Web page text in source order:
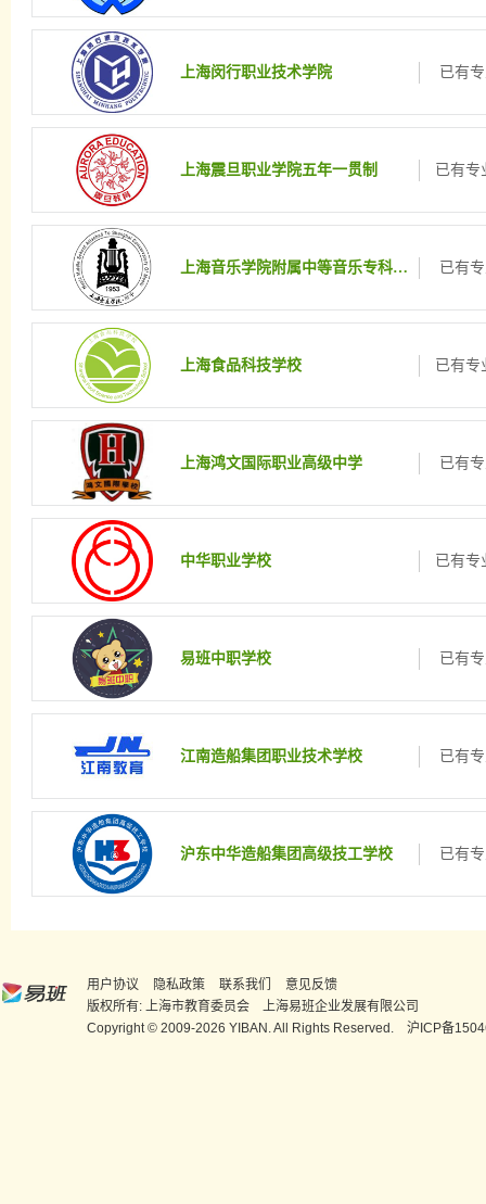
上海闵行职业技术学院 已有
上海震旦职业学院五年一贯制 已有专
上海音乐学院附属中等音乐专科学校 已有
上海食品科技学校 已有专
上海鸿文国际职业高级中学 已有
中华职业学校 已有专
易班中职学校 已有
江南造船集团职业技术学校 已有
沪东中华造船集团高级技工学校 已有
用户协议 隐私政策 联系我们
意见反馈
版权所有: 上海市教育委员会 上海易班企业发展有限公司
Copyright © 2009-2026 YIBAN. All Rights Reserved. 沪ICP备